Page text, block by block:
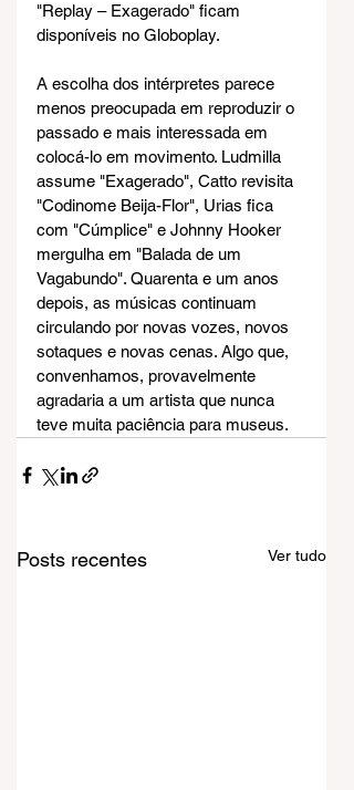
"Replay – Exagerado" ficam
disponíveis no Globoplay.
A escolha dos intérpretes parece
menos preocupada em reproduzir o
passado e mais interessada em
colocá-lo em movimento. Ludmilla
assume "Exagerado", Catto revisita
"Codinome Beija-Flor", Urias fica
com "Cúmplice" e Johnny Hooker
mergulha em "Balada de um
Vagabundo". Quarenta e um anos
depois, as músicas continuam
circulando por novas vozes, novos
sotaques e novas cenas. Algo que,
convenhamos, provavelmente
agradaria a um artista que nunca
teve muita paciência para museus.
Posts recentes Ver tudo